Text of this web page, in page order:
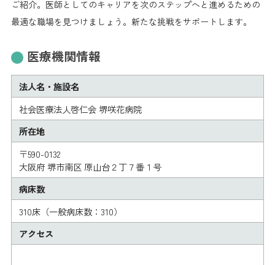
ご紹介。医師としてのキャリアを次のステップへと進めるための
最適な職場を見つけましょう。新たな挑戦をサポートします。
医療機関情報
法人名・施設名
社会医療法人啓仁会 堺咲花病院
所在地
〒590-0132
大阪府 堺市南区 原山台２丁７番１号
病床数
310床（一般病床数：310）
アクセス